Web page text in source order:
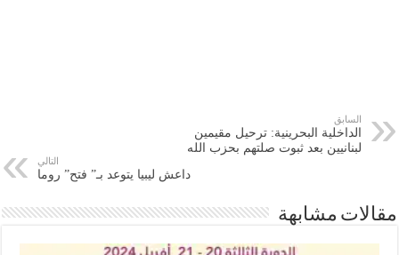
السابق
الداخلية البحرينية: ترحيل مقيمين
لبنانيين بعد ثبوت صلتهم بحزب الله
التالي
داعش ليبيا يتوعد بـ” فتح” روما
مقالات مشابهة